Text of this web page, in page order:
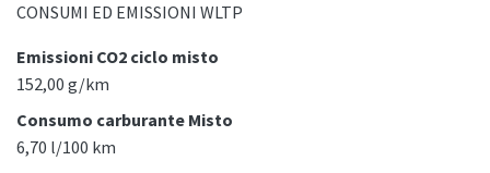
CONSUMI ED EMISSIONI WLTP
Emissioni CO2 ciclo misto
152,00 g/km
Consumo carburante Misto
6,70 l/100 km